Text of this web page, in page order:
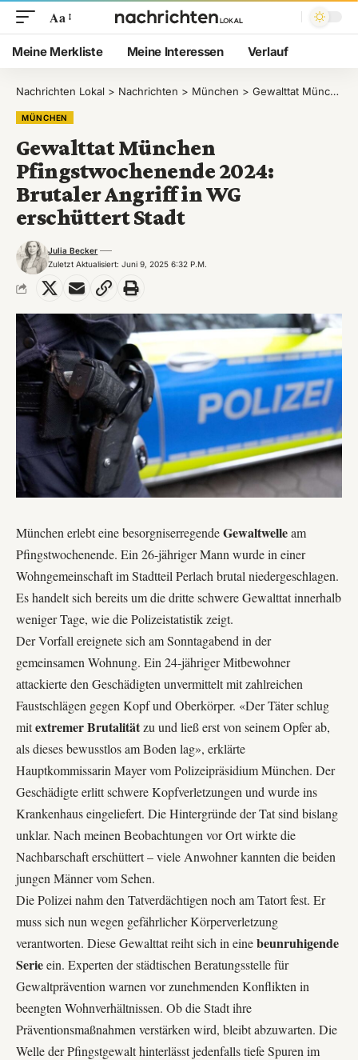
Aa
Meine Merkliste Meine Interessen Verlauf
Nachrichten Lokal > Nachrichten > München > Gewalttat München Pfingstwochenende 2024: Brutaler Angriff in WG erschüttert Stadt
MÜNCHEN
Gewalttat München
Pfingstwochenende 2024:
Brutaler Angriff in WG
erschüttert Stadt
Zuletzt Aktualisiert: Juni 9, 2025 6:32 P.m.
Julia Becker
München erlebt eine besorgniserregendeGewaltwelleam
Pfingstwochenende. Ein 26-jähriger Mann wurde in einer
Wohngemeinschaft im Stadtteil Perlach brutal niedergeschlagen.
Es handelt sich bereits um die dritte schwere Gewalttat innerhalb
weniger Tage, wie diePolizeistatistikzeigt.
Der Vorfall ereignete sich am Sonntagabend in der
gemeinsamen Wohnung. Ein 24-jähriger Mitbewohner
attackierte den Geschädigten unvermittelt mit zahlreichen
Faustschlägen gegen Kopf und Oberkörper. «Der Täter schlug
mitextremer Brutalitätzu und ließ erst von seinem Opfer ab,
als dieses bewusstlos am Boden lag», erklärte
Hauptkommissarin Mayer vomPolizeipräsidium München. Der
Geschädigte erlitt schwere Kopfverletzungen und wurde ins
Krankenhaus eingeliefert. Die Hintergründe der Tat sind bislang
unklar. Nach meinen Beobachtungen vor Ort wirkte die
Nachbarschaft erschüttert – viele Anwohner kannten die beiden
jungen Männer vom Sehen.
Die Polizei nahm den Tatverdächtigen noch am Tatort fest. Er
muss sich nun wegen gefährlicher Körperverletzung
verantworten. Diese Gewalttat reiht sich in einebeunruhigende
Serieein. Experten derstädtischen Beratungsstelle für
Gewaltprävention warnen vor zunehmenden Konflikten in
beengten Wohnverhältnissen. Ob die Stadt ihre
Präventionsmaßnahmen verstärken wird, bleibt abzuwarten. Die
Welle der Pfingstgewalt hinterlässt jedenfalls tiefe Spuren im